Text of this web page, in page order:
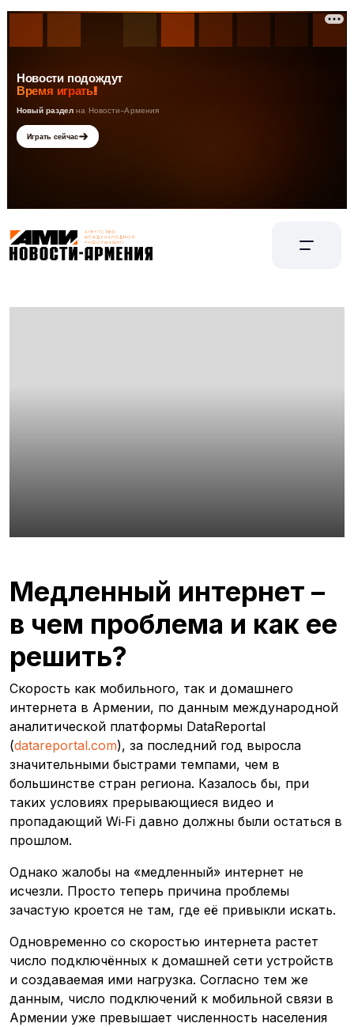
Медленный интернет –
в чем проблема и как ее
решить?
Скорость как мобильного, так и домашнего
интернета в Армении, по данным международной
аналитической платформы DataReportal
(datareportal.com), за последний год выросла
значительными быстрами темпами, чем в
большинстве стран региона. Казалось бы, при
таких условиях прерывающиеся видео и
пропадающий Wi‑Fi давно должны были остаться в
прошлом.
Однако жалобы на «медленный» интернет не
исчезли. Просто теперь причина проблемы
зачастую кроется не там, где её привыкли искать.
Одновременно со скоростью интернета растет
число подключённых к домашней сети устройств
и создаваемая ими нагрузка. Согласно тем же
данным, число подключений к мобильной связи в
Армении уже превышает численность населения